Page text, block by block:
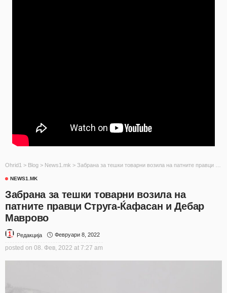
Ohrid1 > Blog > News1.mk > Забрана за тешки товарни возила на патните правци Струга-Ќафасан и Дебар Маврово
NEWS1.MK
Забрана за тешки товарни возила на
патните правци Струга-Ќафасан и Дебар
Маврово
Редакција Февруари 8, 2022
posted on 08. Фев, 2022 at 7:27 am